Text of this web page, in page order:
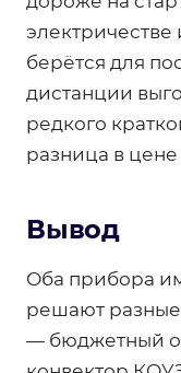
электричестве
берётся для
дистанции
редкого
разница в
Вывод
Оба прибора
решают
— бюджетный